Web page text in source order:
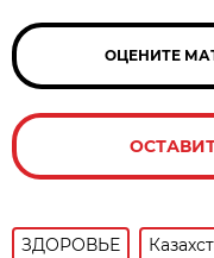
ОЦЕНИТЕ
ЗДОРОВЬЕ